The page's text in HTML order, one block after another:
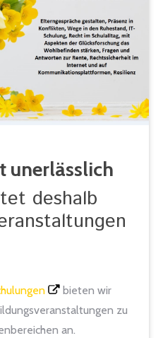
unerlässlich
deshalb
bieten wir
zu
an.